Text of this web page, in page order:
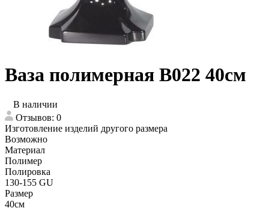
Ваза полимерная В022 40см
В наличии
Отзывов: 0
Изготовление изделий другого размера
Возможно
Материал
Полимер
Полировка
130-155 GU
Размер
40см